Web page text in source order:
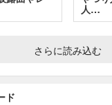
人…
さらに読み込む
ド